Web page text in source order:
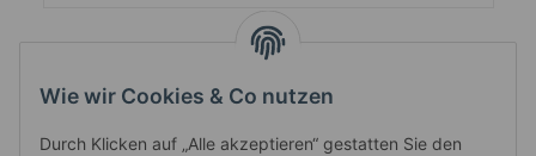
Wie wir Cookies & Co nutzen
Durch Klicken auf „Alle akzeptieren“ gestatten Sie den